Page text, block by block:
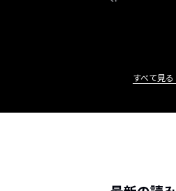
すべて見る